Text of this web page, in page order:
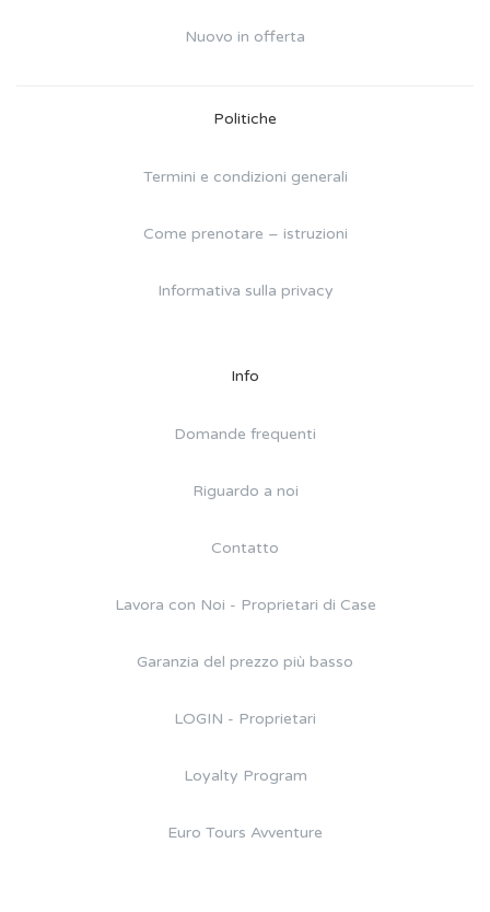
Nuovo in offerta
Politiche
Termini e condizioni generali
Come prenotare – istruzioni
Informativa sulla privacy
Info
Domande frequenti
Riguardo a noi
Contatto
Lavora con Noi - Proprietari di Case
Garanzia del prezzo più basso
LOGIN - Proprietari
Loyalty Program
Euro Tours Avventure